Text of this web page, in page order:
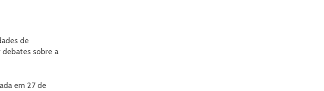
de
debates sobre a
em 27 de